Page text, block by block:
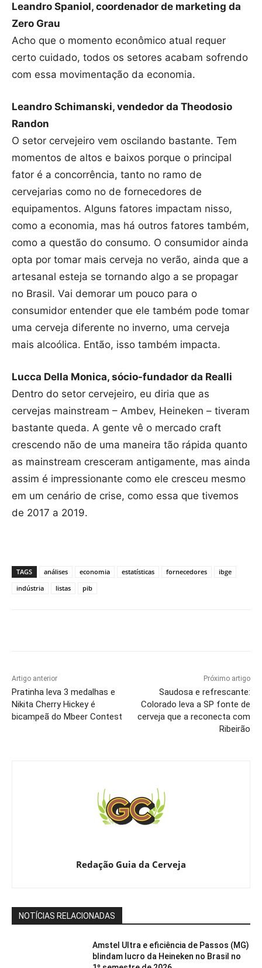
Leandro Spaniol, coordenador de marketing da
Zero Grau
Acho que o momento econômico atual requer
certo cuidado, todos os setores acabam sofrendo
com essa movimentação da economia.
Leandro Schimanski, vendedor da Theodosio
Randon
O setor cervejeiro vem oscilando bastante. Tem
momentos de altos e baixos porque o principal
fator é a concorrência, tanto no ramo de
cervejarias como no de fornecedores de
equipamentos. Alguns fatores impactam nisso,
como a economia, mas há outros fatores também,
como a questão do consumo. O consumidor ainda
opta por tomar mais cerveja no verão, ainda que a
artesanal esteja se tornando algo a se propagar
no Brasil. Vai demorar um pouco para o
consumidor entender que ele também pode tomar
uma cerveja diferente no inverno, uma cerveja
mais alcoólica. Então, isso também impacta.
Lucca Della Monica, sócio-fundador da Realli
Dentro do setor cervejeiro, eu diria que as
cervejas mainstream – Ambev, Heineken – tiveram
bastante queda. A gente vê o mercado craft
crescendo não de uma maneira tão rápida quanto
as mainstream cresceram antigamente, mas ainda
assim é impressionante como ele cresceu mesmo
em um cenário de crise, como essa que tivemos
de 2017 a 2019.
TAGS análises economia estatísticas fornecedores
ibge
indústria
listas pib
Artigo anterior
Pratinha leva 3 medalhas e
Nikita Cherry Hickey é
bicampeã do Mbeer Contest
Próximo artigo
Saudosa e refrescante:
Colorado leva a SP fonte de
cerveja que a reconecta com
Ribeirão
Redação Guia da Cerveja
NOTÍCIAS RELACIONADAS
Amstel Ultra e eficiência de Passos (MG)
blindam lucro da Heineken no Brasil no